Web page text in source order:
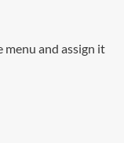
menu and assign it